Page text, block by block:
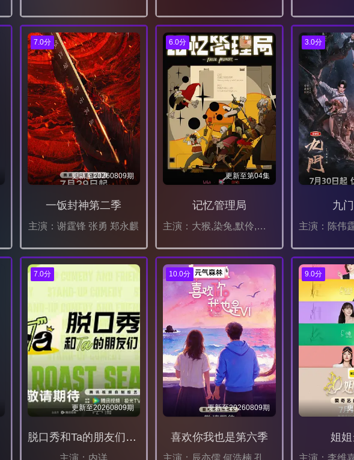
7.0分
更新至20260809期
一饭封神第二季
主演：谢霆锋 张勇 郑永麒
6.0分
更新至第04集
记忆管理局
主演：大猴,染兔,默伶,虚元
3.0分
九
7.0分
更新至20260809期
脱口秀和Ta的朋友们第三季
10.0分
更新至20260809期
喜欢你我也是第六季
9.0分
姐